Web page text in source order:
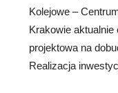
Kolejowe –
Krakowie
projektowa na
Realizacja